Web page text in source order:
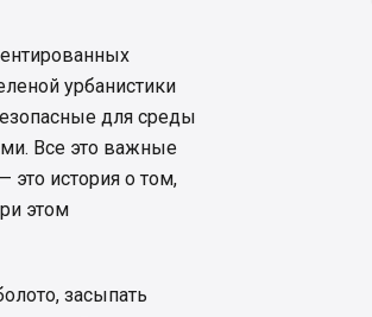
урбанистики
для среды
Все это важные
это история о том,
этом
засыпать